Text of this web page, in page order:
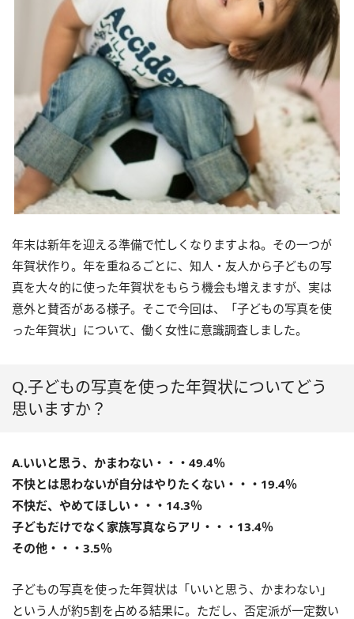
年末は新年を迎える準備で忙しくなりますよね。その一つが
年賀状作り。年を重ねるごとに、知人・友人から子どもの写
真を大々的に使った年賀状をもらう機会も増えますが、実は
意外と賛否がある様子。そこで今回は、「子どもの写真を使
った年賀状」について、働く女性に意識調査しました。
Q.子どもの写真を使った年賀状についてどう
思いますか？
A.いいと思う、かまわない・・・49.4％
不快とは思わないが自分はやりたくない・・・19.4％
不快だ、やめてほしい・・・14.3％
子どもだけでなく家族写真ならアリ・・・13.4％
その他・・・3.5％
子どもの写真を使った年賀状は「いいと思う、かまわない」
という人が約5割を占める結果に。ただし、否定派が一定数い